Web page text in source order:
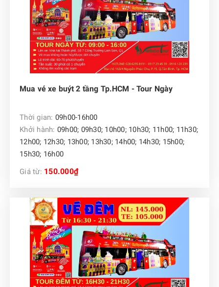
Mua vé xe buýt 2 tầng Tp.HCM - Tour Ngày
Thời gian: 09h00-16h00
Khởi hành: 09h00; 09h30; 10h00; 10h30; 11h00; 11h30;
12h00; 12h30; 13h00; 13h30; 14h00; 14h30; 15h00;
15h30; 16h00
Giá từ: 150.000₫